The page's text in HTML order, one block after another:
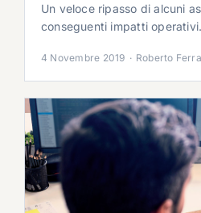
Un veloce ripasso di alcuni
conseguenti impatti operativi.
4 Novembre 2019 · Roberto